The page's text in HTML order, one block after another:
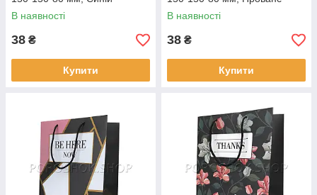
В наявності
38 ₴
Купити
В наявності
38 ₴
Купити